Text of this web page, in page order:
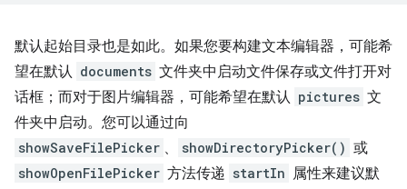
默认起始目录也是如此。如果您要构建文本编辑器，可能希
望在默认 documents 文件夹中启动文件保存或文件打开对
话框；而对于图片编辑器，可能希望在默认 pictures 文
件夹中启动。您可以通过向
showSaveFilePicker 、 showDirectoryPicker() 或
showOpenFilePicker 方法传递 startIn 属性来建议默